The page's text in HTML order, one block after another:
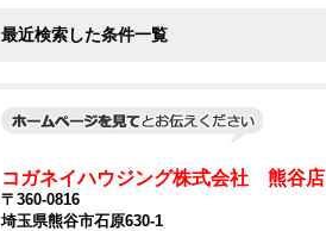
最近検索した条件一覧
コガネイハウジング株式会社 熊谷店
〒360-0816
埼玉県熊谷市石原630-1